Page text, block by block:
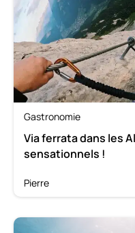
Gastronomie
Via ferrata dans les
sensationnels !
Pierre